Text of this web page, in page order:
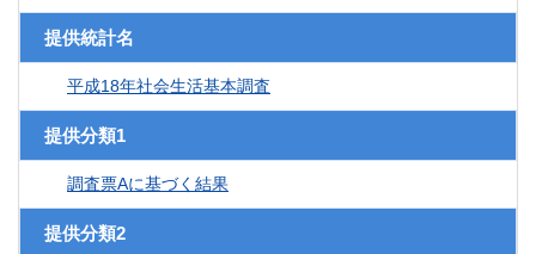
提供統計名
平成18年社会生活基本調査
提供分類1
調査票Aに基づく結果
提供分類2